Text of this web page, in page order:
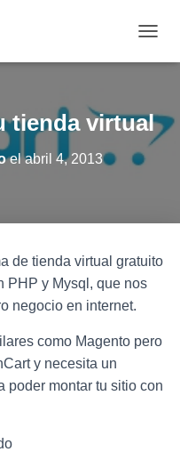
A
I
A
R
N
A
I
tienda virtual
elabril 4, 2013
de tienda virtual gratuito
PHP y Mysql, que nos
negocio en internet.
como Magento pero
y necesita un
poder montar tu sitio con